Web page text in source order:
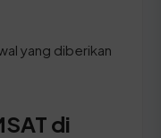
yang diberikan
di